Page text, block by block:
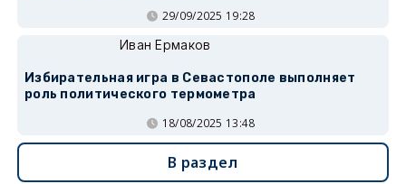
29/09/2025 19:28
Иван Ермаков
Избирательная игра в Севастополе выполняет
роль политического термометра
18/08/2025 13:48
В раздел